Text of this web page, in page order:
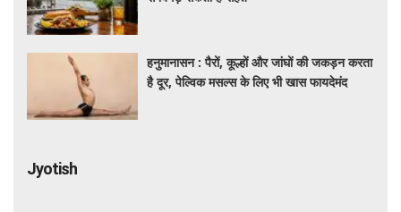
हनुमानासन : पैरों, कूल्हों और जांघों की जकड़न करता
है दूर, पेल्विक मसल्स के लिए भी खास फायदेमंद
Jyotish